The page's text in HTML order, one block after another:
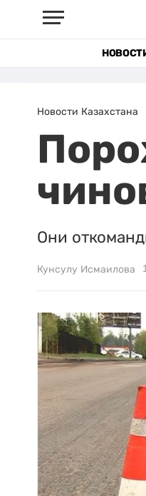
Новости Казахстана
Они
Кунсулу Исмаилова